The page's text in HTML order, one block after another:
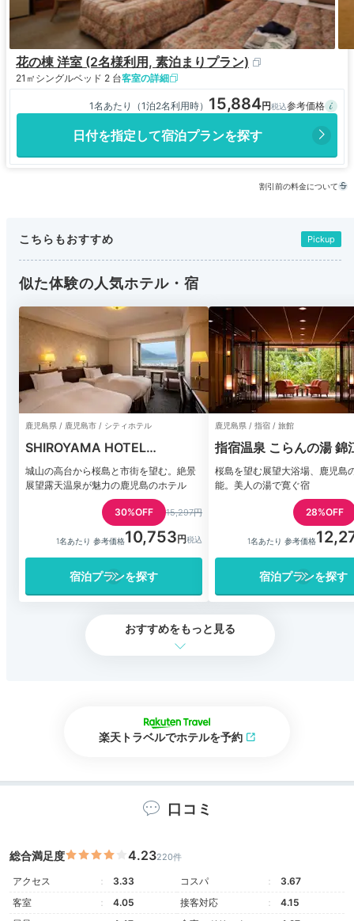
花の棟 洋室 (2名様利用, 素泊まりプラン)
21㎡ シングルベッド 2 台客室の詳細
1名あたり（1泊2名利用時） 15,884
日付を指定して宿泊プランを探す
割引前の料金について
こちらもおすすめ Pickup
似た体験の人気ホテル・宿
鹿児島県 / 鹿児島市 / シティホテル
SHIROYAMA HOTEL
kagoshima（城山ホテル鹿児
島）
城山の高台から桜島と市街を望む。絶景
展望露天温泉が魅力の鹿児島のホテル
30%OFF 15,297円
1名あたり 参考価格10,753
宿泊プランを探す
鹿児島県 / 指宿 / 旅館
指宿温泉 こらんの湯 錦
桜島を望む展望大浴場、鹿児島
能。美人の湯で寛ぐ宿
28%OFF
1名あたり 参考価格
宿泊プランを探す
おすすめをもっと見る
楽天トラベルでホテルを予約
口コミ
総合満足度 4.23220件
アクセス 3.33 コスパ
3.67
客室
4.05 接客対応
4.15